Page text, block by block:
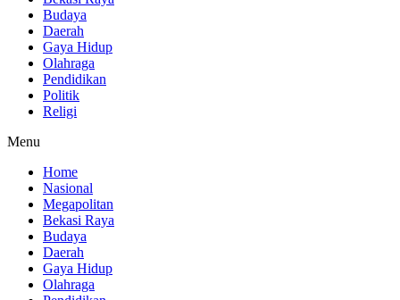
Budaya
Daerah
Gaya Hidup
Olahraga
Pendidikan
Politik
Religi
Menu
Home
Nasional
Megapolitan
Bekasi Raya
Budaya
Daerah
Gaya Hidup
Olahraga